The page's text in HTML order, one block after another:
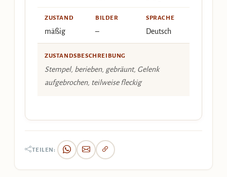
ZUSTAND
mäßig
BILDER
–
SPRACHE
Deutsch
ZUSTANDSBESCHREIBUNG
Stempel, berieben, gebräunt, Gelenk
aufgebrochen, teilweise fleckig
TEILEN: